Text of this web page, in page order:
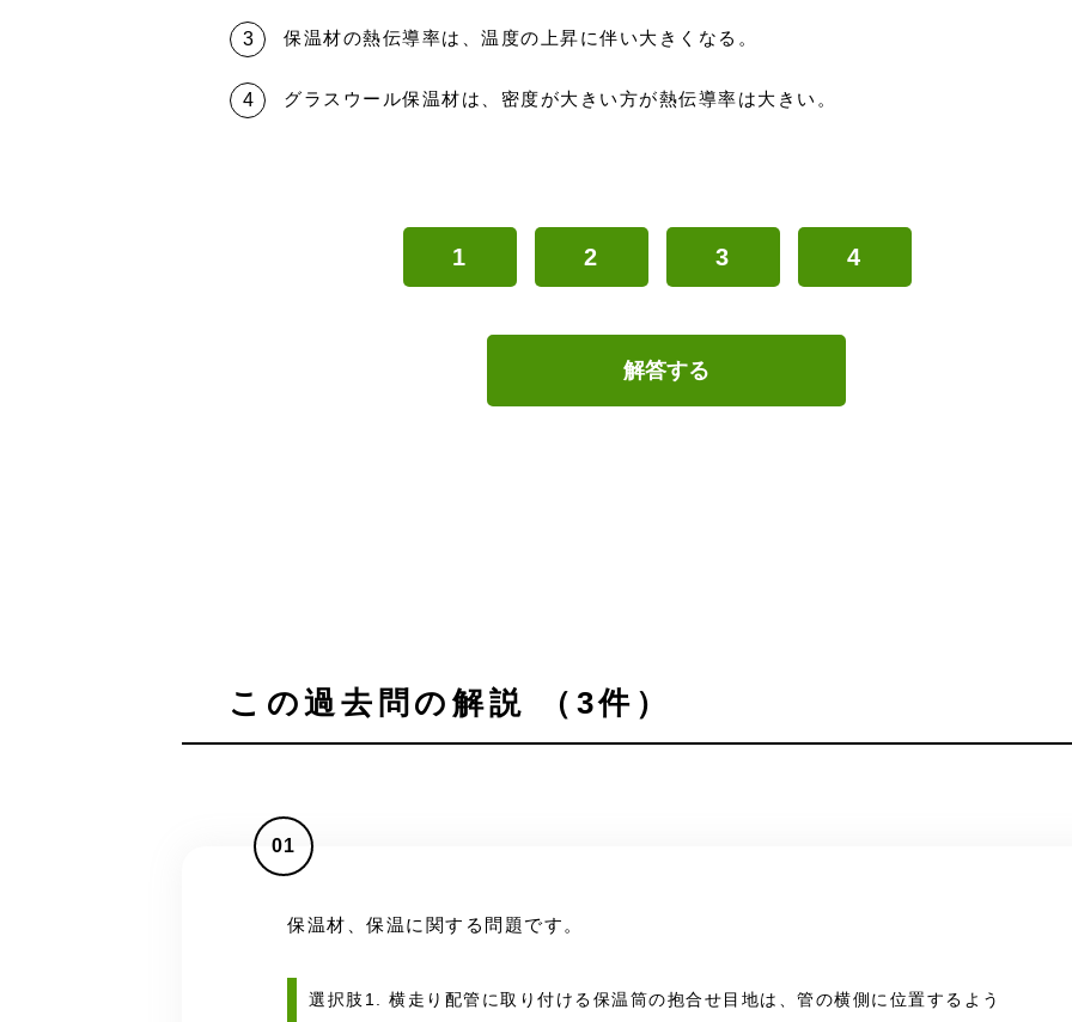
保温材の熱伝導率は、温度の上昇に伴い大きくなる。
グラスウール保温材は、密度が大きい方が熱伝導率は大きい。
1 2 3 4
解答する
この過去問の解説 （3件）
01
保温材、保温に関する問題です。
選択肢1. 横走り配管に取り付ける保温筒の抱合せ目地は、管の横側に位置するよう